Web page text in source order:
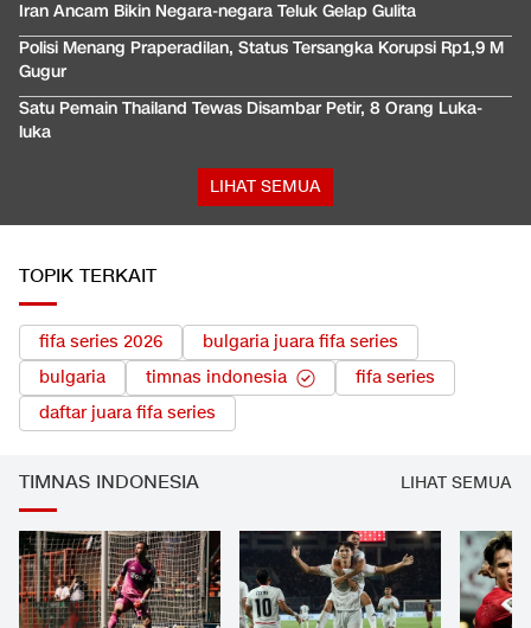
Iran Ancam Bikin Negara-negara Teluk Gelap Gulita
Polisi Menang Praperadilan, Status Tersangka Korupsi Rp1,9 M
Gugur
Satu Pemain Thailand Tewas Disambar Petir, 8 Orang Luka-
luka
LIHAT SEMUA
TOPIK TERKAIT
fifa series 2026
bulgaria juara fifa series
bulgaria
timnas indonesia
fifa series
daftar juara fifa series
TIMNAS INDONESIA LIHAT SEMUA